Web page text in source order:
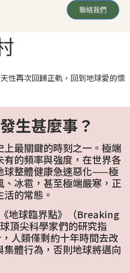
聯絡我們
性再次回歸正軌，回到地球愛的懷
生甚麼事？
最關鍵的時刻之一。極端
的頻率與強度，在世界各
球整體健康急速惡化——極
、冰雹，甚至極端嚴寒，正
的常態。
地球臨界點》（Breaking
頂尖科學家們的研究指
人類僅剩約十年時間去改
體行為，否則地球將邁向